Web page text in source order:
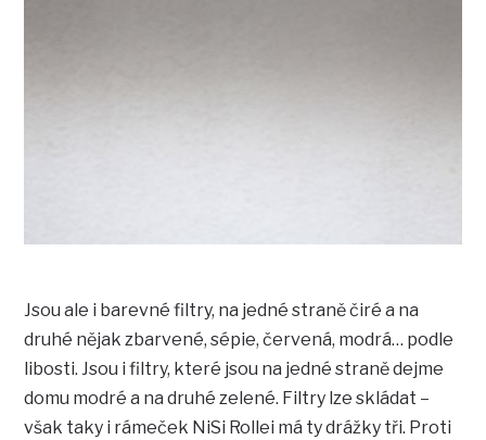
Jsou ale i barevné filtry, na jedné straně čiré a na
druhé nějak zbarvené, sépie, červená, modrá… podle
libosti. Jsou i filtry, které jsou na jedné straně dejme
domu modré a na druhé zelené. Filtry lze skládat –
však taky i rámeček NiSi Rollei má ty drážky tři. Proti